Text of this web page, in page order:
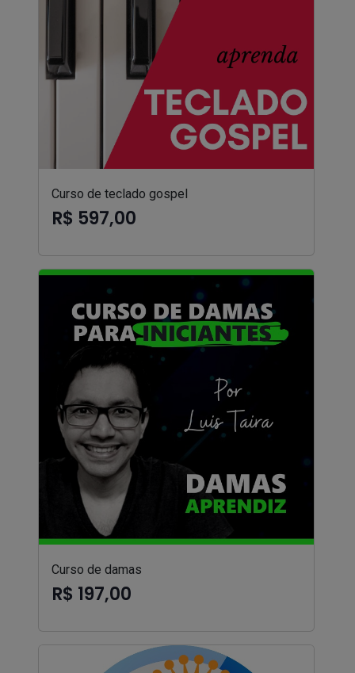
Curso de teclado gospel
R$ 597,00
Curso de damas
R$ 197,00